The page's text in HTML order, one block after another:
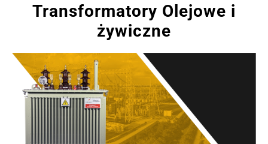
Transformatory Olejowe i
żywiczne